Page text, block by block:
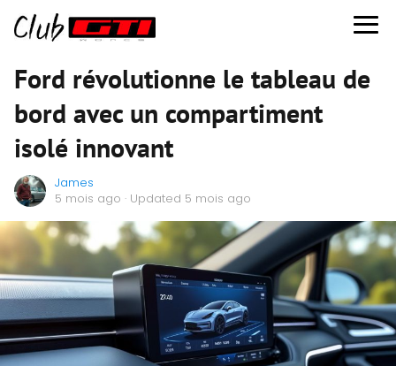
Ford révolutionne le tableau de
bord avec un compartiment
isolé innovant
James
5 mois ago · Updated 5 mois ago